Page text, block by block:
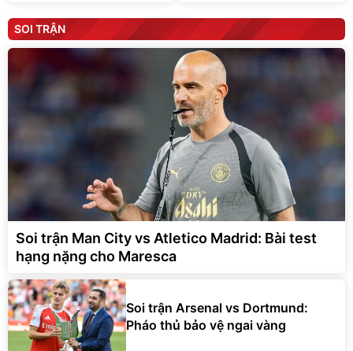
SOI TRẬN
Soi trận Man City vs Atletico Madrid: Bài test
hạng nặng cho Maresca
Soi trận Arsenal vs Dortmund:
Pháo thủ bảo vệ ngai vàng